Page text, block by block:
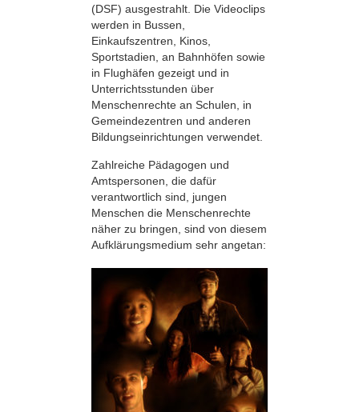
(DSF) ausgestrahlt. Die Videoclips
werden in Bussen,
Einkaufszentren, Kinos,
Sportstadien, an Bahnhöfen sowie
in Flughäfen gezeigt und in
Unterrichtsstunden über
Menschenrechte an Schulen, in
Gemeindezentren und anderen
Bildungseinrichtungen verwendet.
Zahlreiche Pädagogen und
Amtspersonen, die dafür
verantwortlich sind, jungen
Menschen die Menschenrechte
näher zu bringen, sind von diesem
Aufklärungsmedium sehr angetan: